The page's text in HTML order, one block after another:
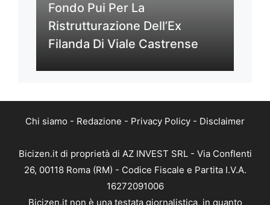
Fondo Pui Per La
Ristrutturazione Dell’Ex
Filanda Di Viale Castrense
Chi siamo - Redazione - Privacy Policy - Disclaimer
Bicizen.it di proprietà di AZ INVEST SRL - Via Conflenti
26, 00118 Roma (RM) - Codice Fiscale e Partita I.V.A.
16272091006
Bicizen.it non è una testata giornalistica, in quanto